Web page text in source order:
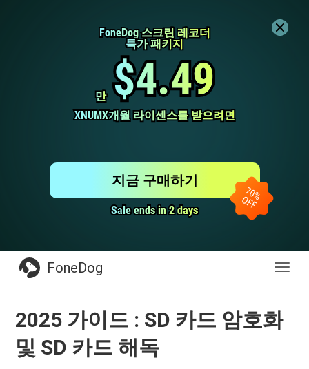
FoneDog 스크린 레코더
FoneDog 스크린 레코더
특가 패키지
특가 패키지
만
만 $4.49
$4.49
XNUMX개월 라이센스를 받으려면
XNUMX개월 라이센스를 받으려면
Sale ends in 2 days
Sale ends in 2 days
지금 구매하기
전
FoneDog
2025 가이드 : SD 카드 암호화
및 SD 카드 해독